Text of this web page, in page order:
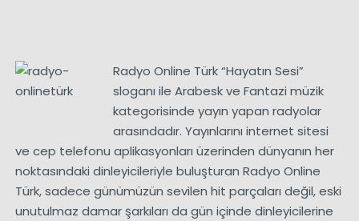
Radyo Online Türk “Hayatın Sesi”
sloganı ile Arabesk ve Fantazi müzik
kategorisinde yayın yapan radyolar
arasındadır. Yayınlarını internet sitesi
ve cep telefonu aplikasyonları üzerinden dünyanın her
noktasındaki dinleyicileriyle buluşturan Radyo Online
Türk, sadece günümüzün sevilen hit parçaları değil, eski
unutulmaz damar şarkıları da gün içinde dinleyicilerine